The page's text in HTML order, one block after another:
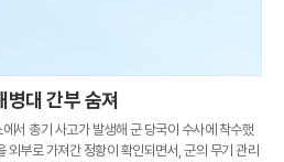
대 간부 숨져
서 총기 사고가 발생해 군 당국이 수사에 착수했
외부로 가져간 정황이 확인되면서, 군의 무기 관리